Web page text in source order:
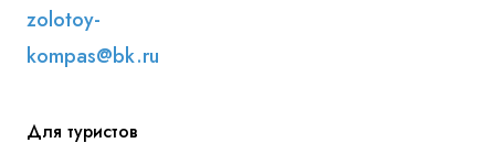
zolotoy-
kompas@bk.ru
Для туристов